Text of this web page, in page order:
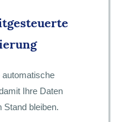
automatische
Ihre Daten
Stand bleiben.